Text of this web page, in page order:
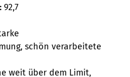
92,7
schön verarbeitete
weit über dem Limit,